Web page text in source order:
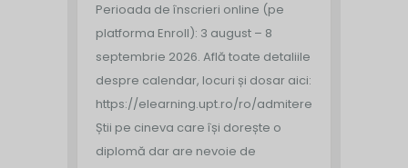
Perioada de înscrieri online (pe
platforma Enroll): 3 august – 8
septembrie 2026. Află toate detaliile
despre calendar, locuri și dosar aici:
https://elearning.upt.ro/ro/admitere/
Știi pe cineva care își dorește o
diplomă dar are nevoie de